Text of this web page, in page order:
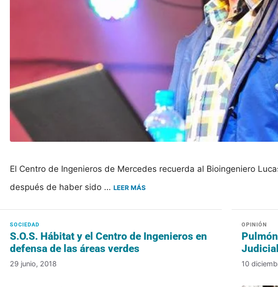
El Centro de Ingenieros de Mercedes recuerda al Bioingeniero
después de haber sido … LEER MÁS
S.O.S. Hábitat y el Centro de Ingenieros en
defensa de las áreas verdes
29 junio, 2018
Judicial
10